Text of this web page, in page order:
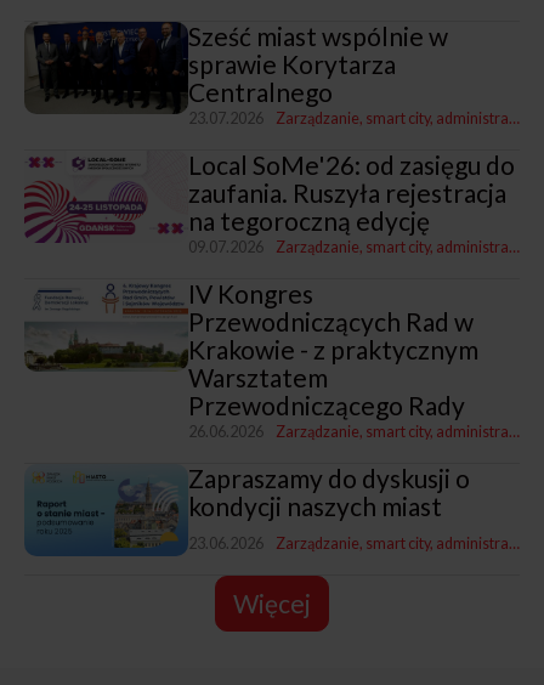
Sześć miast wspólnie w
sprawie Korytarza
Centralnego
23.07.2026 Zarządzanie, smart city, administracja
Local SoMe'26: od zasięgu do
zaufania. Ruszyła rejestracja
na tegoroczną edycję
09.07.2026 Zarządzanie, smart city, administracja
IV Kongres
Przewodniczących Rad w
Krakowie - z praktycznym
Warsztatem
Przewodniczącego Rady
26.06.2026 Zarządzanie, smart city, administracja
Zapraszamy do dyskusji o
kondycji naszych miast
23.06.2026 Zarządzanie, smart city, administracja
Więcej